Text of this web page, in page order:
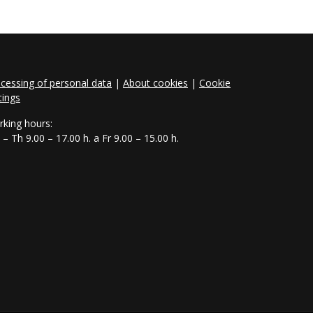
of personal data | About cookies | Cookie
hours:
Th 9.00 – 17.00 h. a Fr 9.00 – 15.00 h.